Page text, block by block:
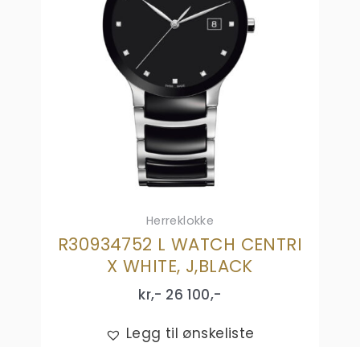
Herreklokke
R30934752 L WATCH CENTRI
X WHITE, J,BLACK
kr,- 26 100,-
Legg til ønskeliste